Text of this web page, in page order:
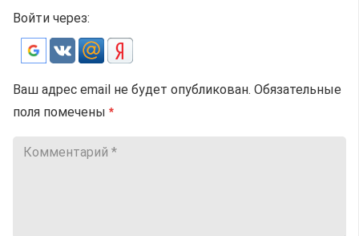
Войти через:
Ваш адрес email не будет опубликован. Обязательные
поля помечены *